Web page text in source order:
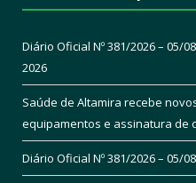
Diário Oficial Nº 381/2026 – 05/
2026
Saúde de Altamira recebe
equipamentos e assinatura de
Diário Oficial Nº 381/2026 – 05/